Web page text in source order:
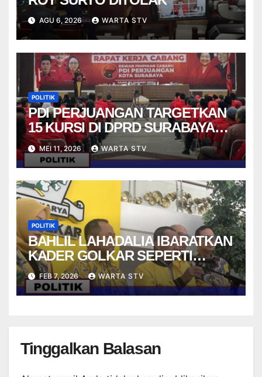
AGU 6, 2026 WARTA STV
POLITIK
PDI PERJUANGAN TARGETKAN
15 KURSI DI DPRD SURABAYA
PADA PEMILU 2029
MEI 11, 2026 WARTA STV
POLITIK
BAHLIL LAHADALIA IBARATKAN
KADER GOLKAR SEPERTI
STRIKER DALAM PERMAINAN
FUTSAL
FEB 7, 2026 WARTA STV
Tinggalkan Balasan